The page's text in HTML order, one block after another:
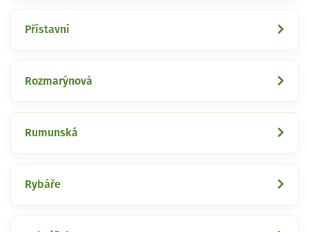
Přístavní
Rozmarýnová
Rumunská
Rybáře